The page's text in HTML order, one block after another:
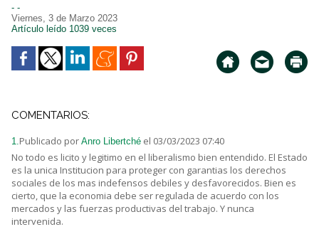
- -
Viernes, 3 de Marzo 2023
Artículo leído 1039 veces
COMENTARIOS:
1. Publicado por Anro Libertché el 03/03/2023 07:40
No todo es licito y legitimo en el liberalismo bien entendido. El Estado
es la unica Institucion para proteger con garantias los derechos
sociales de los mas indefensos debiles y desfavorecidos. Bien es
cierto, que la economia debe ser regulada de acuerdo con los
mercados y las fuerzas productivas del trabajo. Y nunca
intervenida.